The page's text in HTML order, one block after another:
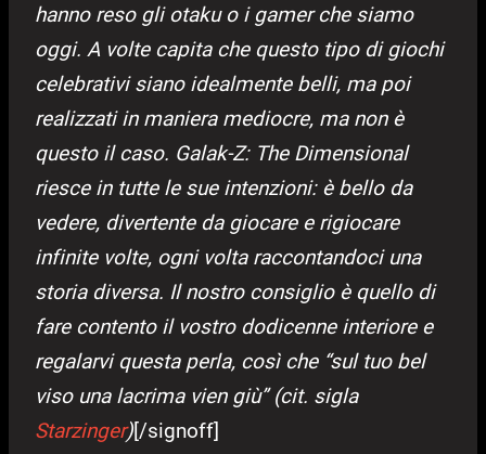
hanno reso gli otaku o i gamer che siamo
oggi. A volte capita che questo tipo di giochi
celebrativi siano idealmente belli, ma poi
realizzati in maniera mediocre, ma non è
questo il caso. Galak-Z: The Dimensional
riesce in tutte le sue intenzioni: è bello da
vedere, divertente da giocare e rigiocare
infinite volte, ogni volta raccontandoci una
storia diversa. Il nostro consiglio è quello di
fare contento il vostro dodicenne interiore e
regalarvi questa perla, così che “sul tuo bel
viso una lacrima vien giù” (cit. sigla
Starzinger)[/signoff]